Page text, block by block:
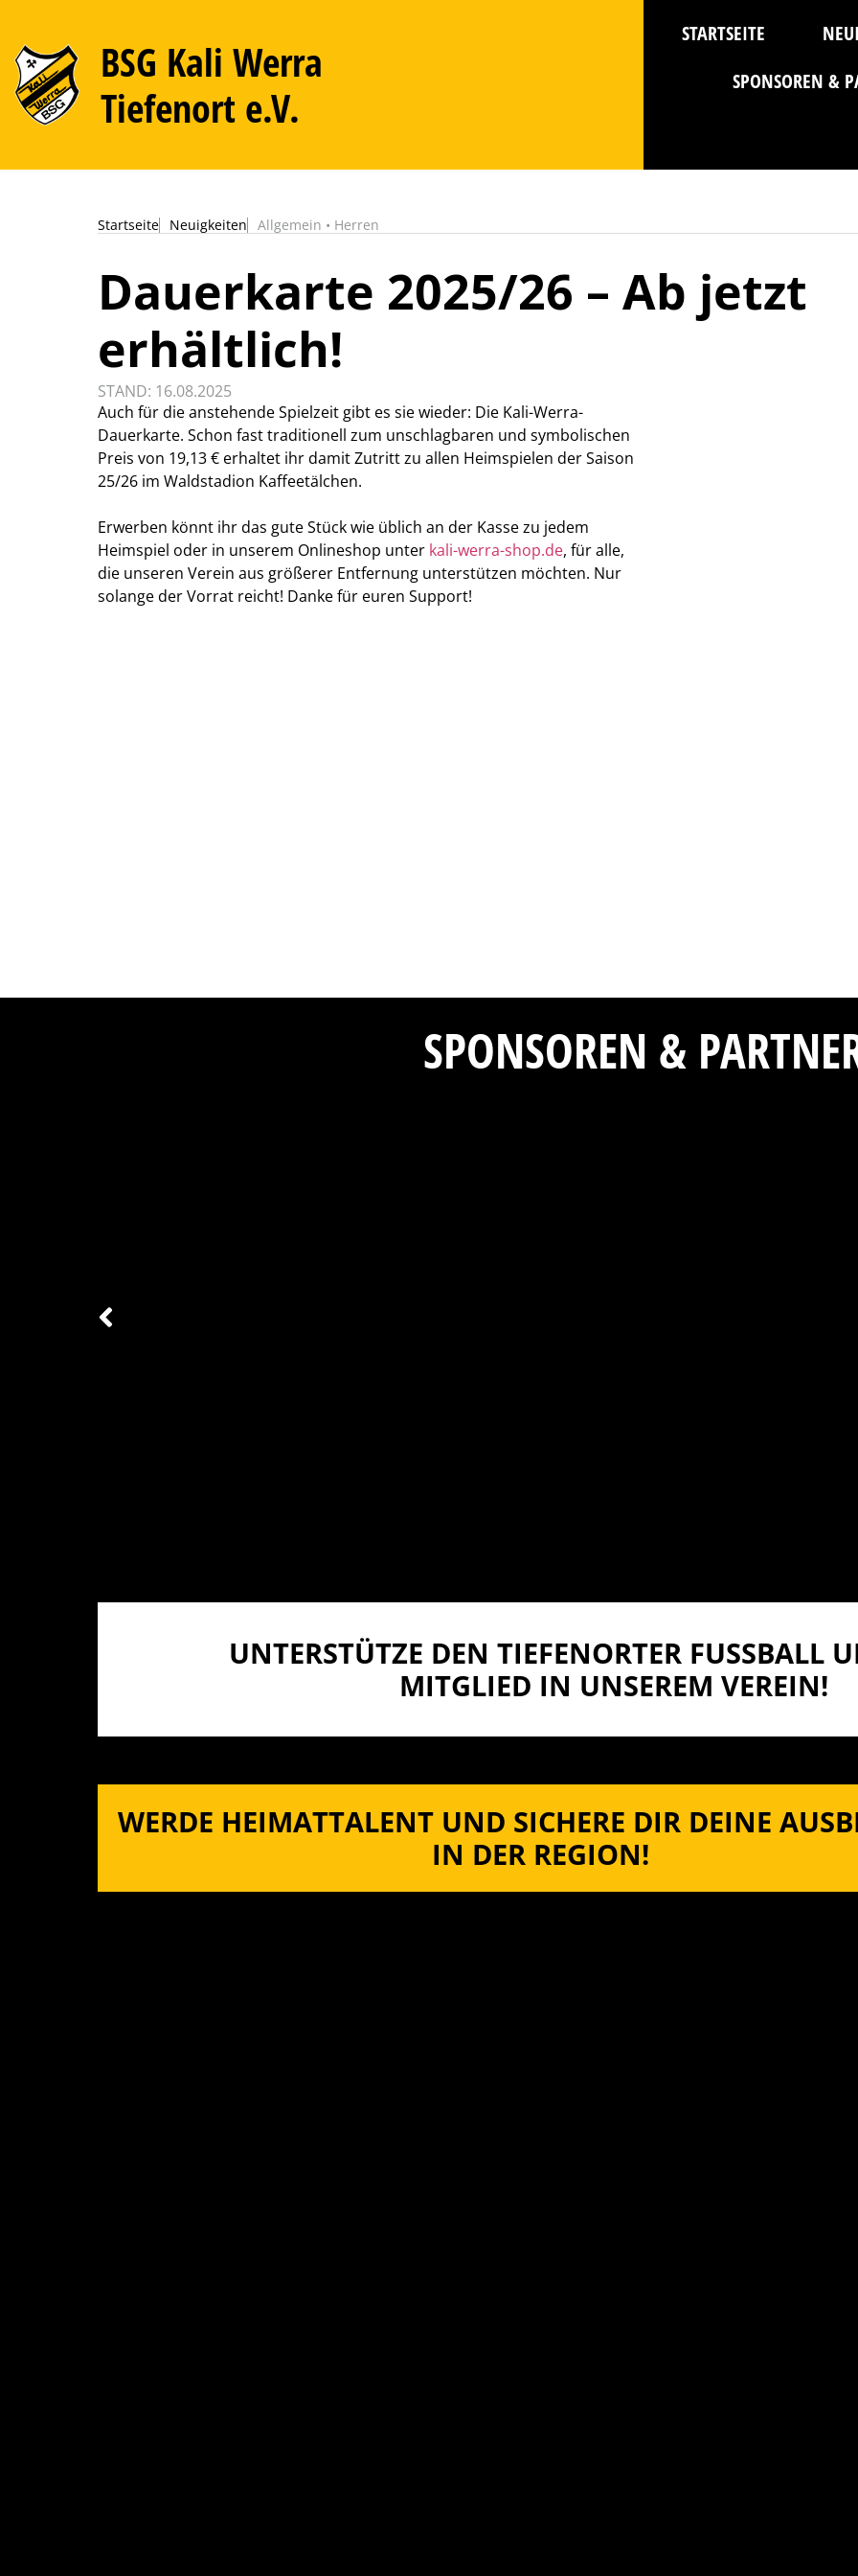
BSG Kali Werra
Tiefenort e.V.
STARTSEITE
SPONSOREN &
Startseite Neuigkeiten Allgemein • Herren
Dauerkarte 2025/26 – Ab jetzt
erhältlich!
STAND: 16.08.2025
Auch für die anstehende Spielzeit gibt es sie wieder: Die Kali-Werra-
Dauerkarte. Schon fast traditionell zum unschlagbaren und symbolischen
Preis von 19,13 € erhaltet ihr damit Zutritt zu allen Heimspielen der Saison
25/26 im Waldstadion Kaffeetälchen.
Erwerben könnt ihr das gute Stück wie üblich an der Kasse zu jedem
Heimspiel oder in unserem Onlineshop unter kali-werra-shop.de, für alle,
die unseren Verein aus größerer Entfernung unterstützen möchten. Nur
solange der Vorrat reicht! Danke für euren Support!
SPONSOREN &
UNTERSTÜTZE DEN TIEFENORTER FUSSBALL
ITGLIED IN UNSEREM VEREIN!
WERDE HEIMATTALENT UND SICHERE DIR DEINE
IN DER REGION!